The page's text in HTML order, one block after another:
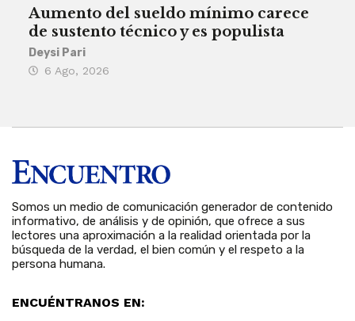
Aumento del sueldo mínimo carece
de sustento técnico y es populista
Deysi Pari
6 Ago, 2026
Somos un medio de comunicación generador de contenido
informativo, de análisis y de opinión, que ofrece a sus
lectores una aproximación a la realidad orientada por la
búsqueda de la verdad, el bien común y el respeto a la
persona humana.
ENCUÉNTRANOS EN: